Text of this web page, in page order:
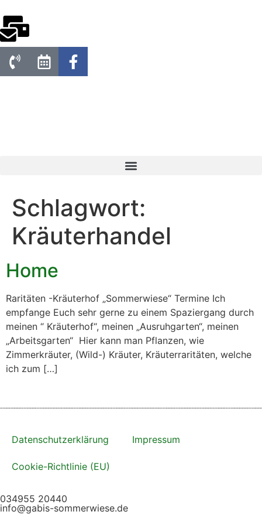
Schlagwort:
Kräuterhandel
Home
Raritäten -Kräuterhof „Sommerwiese“ Termine Ich
empfange Euch sehr gerne zu einem Spaziergang durch
meinen “ Kräuterhof“, meinen „Ausruhgarten“, meinen
„Arbeitsgarten“ Hier kann man Pflanzen, wie
Zimmerkräuter, (Wild-) Kräuter, Kräuterraritäten, welche
ich zum […]
Datenschutzerklärung Impressum
Cookie-Richtlinie (EU)
034955 20440
info@gabis-sommerwiese.de